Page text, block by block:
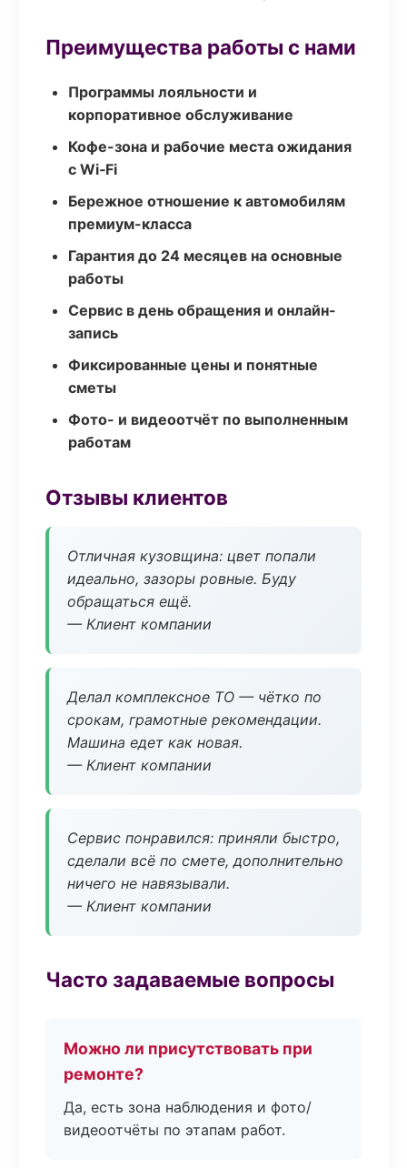
Преимущества работы с нами
Программы лояльности и
корпоративное обслуживание
Кофе-зона и рабочие места ожидания
с Wi‑Fi
Бережное отношение к автомобилям
премиум-класса
Гарантия до 24 месяцев на основные
работы
Сервис в день обращения и онлайн-
запись
Фиксированные цены и понятные
сметы
Фото- и видеоотчёт по выполненным
работам
Отзывы клиентов
Отличная кузовщина: цвет попали
идеально, зазоры ровные. Буду
обращаться ещё.
— Клиент компании
Делал комплексное ТО — чётко по
срокам, грамотные рекомендации.
Машина едет как новая.
— Клиент компании
Сервис понравился: приняли быстро,
сделали всё по смете, дополнительно
ничего не навязывали.
— Клиент компании
Часто задаваемые вопросы
Можно ли присутствовать при
ремонте?
Да, есть зона наблюдения и фото/
видеоотчёты по этапам работ.